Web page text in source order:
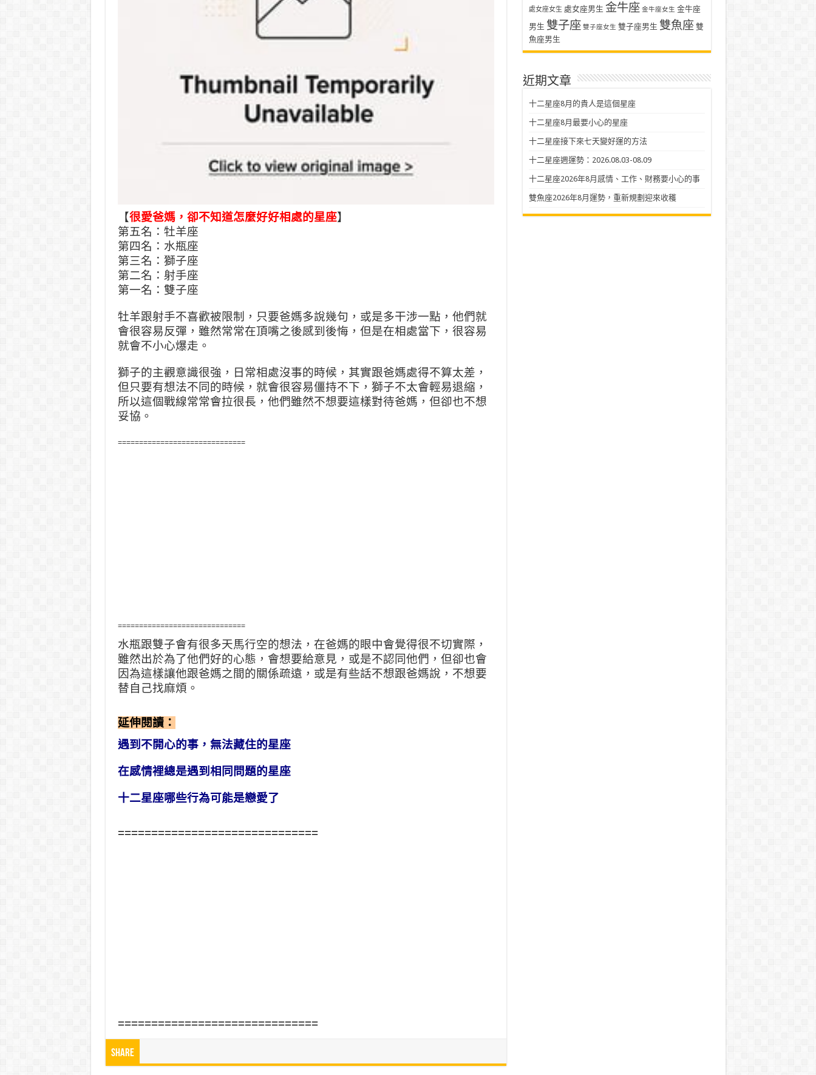
【很愛爸媽，卻不知道怎麼好好相處的星座】
第五名：牡羊座
第四名：水瓶座
第三名：獅子座
第二名：射手座
第一名：雙子座
牡羊跟射手不喜歡被限制，只要爸媽多說幾句，或是多干涉一點，他們就
會很容易反彈，雖然常常在頂嘴之後感到後悔，但是在相處當下，很容易
就會不小心爆走。
獅子的主觀意識很強，日常相處沒事的時候，其實跟爸媽處得不算太差，
但只要有想法不同的時候，就會很容易僵持不下，獅子不太會輕易退縮，
所以這個戰線常常會拉很長，他們雖然不想要這樣對待爸媽，但卻也不想
妥協。
==============================
==============================
水瓶跟雙子會有很多天馬行空的想法，在爸媽的眼中會覺得很不切實際，
雖然出於為了他們好的心態，會想要給意見，或是不認同他們，但卻也會
因為這樣讓他跟爸媽之間的關係疏遠，或是有些話不想跟爸媽說，不想要
替自己找麻煩。
延伸閱讀：
遇到不開心的事，無法藏住的星座
在感情裡總是遇到相同問題的星座
十二星座哪些行為可能是戀愛了
==============================
==============================
Share
處女座女生 處女座男生 金牛座 金牛座女生 金牛座
男生 雙子座 雙子座女生 雙子座男生 雙魚座 雙
魚座男生
近期文章
十二星座8月的貴人是這個星座
十二星座8月最要小心的星座
十二星座接下來七天變好運的方法
十二星座週運勢：2026.08.03-08.09
十二星座2026年8月感情、工作、財務要小心的事
雙魚座2026年8月運勢，重新規劃迎來收穫